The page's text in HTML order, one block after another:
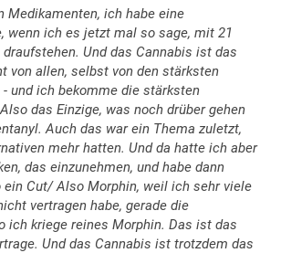
Medikamenten, ich habe eine
wenn ich es jetzt mal so sage, mit 21
Und das Cannabis ist das
von allen, selbst von den stärksten
und ich bekomme die stärksten
das Einzige, was noch drüber gehen
Auch das war ein Thema zuletzt,
mehr hatten. Und da hatte ich aber
das einzunehmen, und habe dann
Cut/ Also Morphin, weil ich sehr viele
vertragen habe, gerade die
ich kriege reines Morphin. Das ist das
Und das Cannabis ist trotzdem das